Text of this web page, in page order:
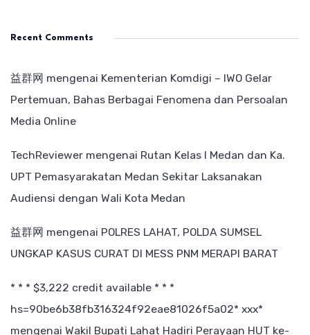
Recent Comments
益群网 mengenai Kementerian Komdigi – IWO Gelar
Pertemuan, Bahas Berbagai Fenomena dan Persoalan
Media Online
TechReviewer mengenai Rutan Kelas I Medan dan Ka.
UPT Pemasyarakatan Medan Sekitar Laksanakan
Audiensi dengan Wali Kota Medan
益群网 mengenai POLRES LAHAT, POLDA SUMSEL
UNGKAP KASUS CURAT DI MESS PNM MERAPI BARAT
* * * $3,222 credit available * * *
hs=90be6b38fb316324f92eae81026f5a02* ххх*
mengenai Wakil Bupati Lahat Hadiri Perayaan HUT ke-